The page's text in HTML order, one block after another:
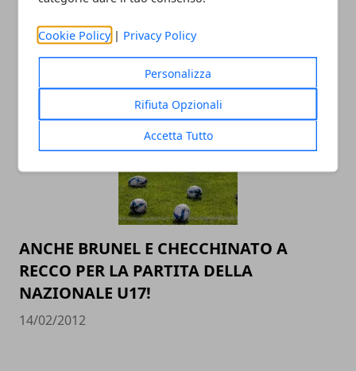
Cookie Policy | Privacy Policy
Personalizza
Rifiuta Opzionali
Accetta Tutto
PROMOZIONE
ANCHE BRUNEL E CHECCHINATO A
RECCO PER LA PARTITA DELLA
NAZIONALE U17!
14/02/2012